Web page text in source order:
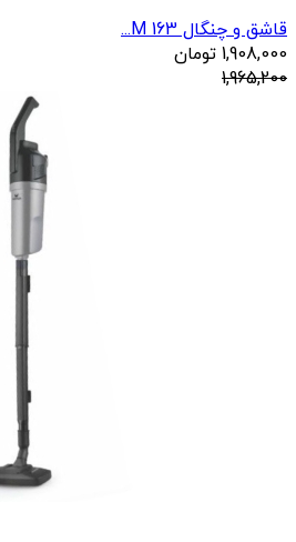
قاشق و چنگال 163 M...
1,908,000 تومان
1,965,200